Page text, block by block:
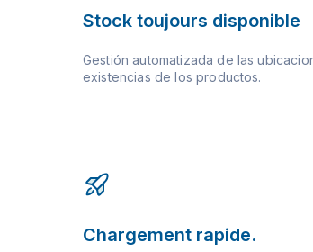
Stock toujours disponible
Gestión automatizada de las
existencias de los productos.
Chargement rapide.